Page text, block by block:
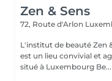
Zen & Sens
72, Route d'Arlon
L'institut de beauté Zen
est un lieu convivial et
situé à Luxembourg Be...